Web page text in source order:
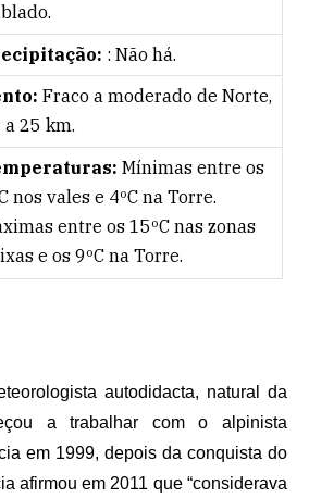
: Não há.
Fraco a moderado de Norte,
a 25 km.
Mínimas entre os
nos vales e 4ºC na Torre.
entre os 15ºC nas zonas
e os 9ºC na Torre.
autodidacta, natural da
a trabalhar com o alpinista
em 1999, depois da conquista do
afirmou em 2011 que “considerava